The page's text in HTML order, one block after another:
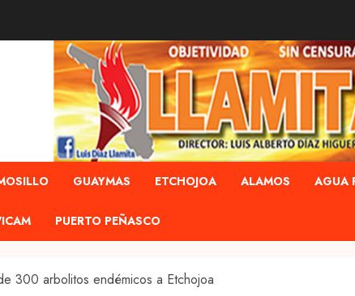
GUAYMAS ETCHOJOA ALAMOS AGUA
PUERTO PEÑASCO
300 arbolitos endémicos a Etchojoa